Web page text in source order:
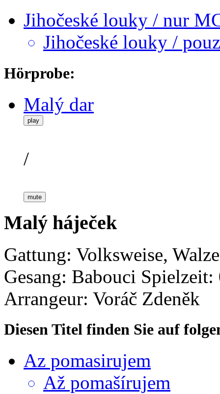
Jihočeské louky / nur
Jihočeské louky /
Hörprobe:
Malý dar
play
/
mute
Malý háječek
Gattung: Volksweise,
Gesang: Babouci Spielzeit:
Arrangeur: Voráč Zdeněk
Diesen Titel finden Sie auf
Az pomasirujem
Až pomašírujem